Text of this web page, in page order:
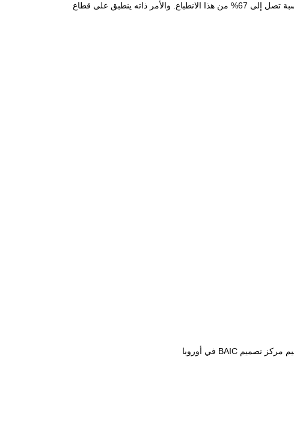
تُظهر أبحاث المستهلك أن الانطباع الأول لدى المستخدم عند اختيار سلعة ما يتشكّل غالباً في غضون 7 ثوانٍ، وأن جاذبية اللون تستحوذ على نسبة تصل إلى 67% من هذا الانطباع. والأمر ذاته ينطبق على قطاع